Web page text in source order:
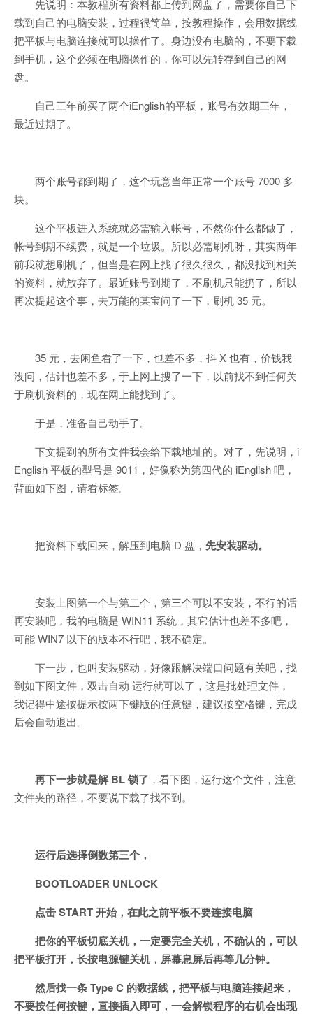
先说明：本教程所有资料都上传到网盘了，需要你自己下
载到自己的电脑安装，过程很简单，按教程操作，会用数据线
把平板与电脑连接就可以操作了。身边没有电脑的，不要下载
到手机，这个必须在电脑操作的，你可以先转存到自己的网
盘。
自己三年前买了两个iEnglish的平板，账号有效期三年，
最近过期了。
两个账号都到期了，这个玩意当年正常一个账号 7000 多
块。
这个平板进入系统就必需输入帐号，不然你什么都做了，
帐号到期不续费，就是一个垃圾。所以必需刷机呀，其实两年
前我就想刷机了，但当是在网上找了很久很久，都没找到相关
的资料，就放弃了。最近账号到期了，不刷机只能扔了，所以
再次提起这个事，去万能的某宝问了一下，刷机 35 元。
35 元，去闲鱼看了一下，也差不多，抖 X 也有，价钱我
没问，估计也差不多，于上网上搜了一下，以前找不到任何关
于刷机资料的，现在网上能找到了。
于是，准备自己动手了。
下文提到的所有文件我会给下载地址的。对了，先说明，i
English 平板的型号是 9011，好像称为第四代的 iEnglish 吧，
背面如下图，请看标签。
把资料下载回来，解压到电脑 D 盘， 先安装驱动。
安装上图第一个与第二个，第三个可以不安装，不行的话
再安装吧，我的电脑是 WIN11 系统，其它估计也差不多吧，
可能 WIN7 以下的版本不行吧，我不确定。
下一步，也叫安装驱动，好像跟解决端口问题有关吧，找
到如下图文件，双击自动 运行就可以了，这是批处理文件，
我记得中途按提示按两下键版的任意键，建议按空格键，完成
后会自动退出。
再下一步就是解 BL 锁了 ，看下图，运行这个文件，注意
文件夹的路径，不要说下载了找不到。
运行后选择倒数第三个，
BOOTLOADER UNLOCK
点击 START 开始，在此之前平板不要连接电脑
把你的平板切底关机，一定要完全关机，不确认的，可以
把平板打开，长按电源键关机，屏幕息屏后再等几分钟。
然后找一条 Type C 的数据线，把平板与电脑连接起来，
不要按任何按键，直接插入即可，一会解锁程序的右机会出现